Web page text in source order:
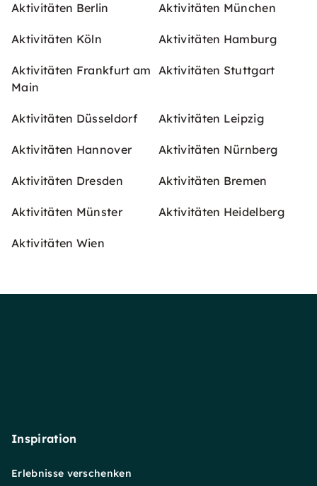
Aktivitäten Berlin Aktivitäten München
Aktivitäten Köln Aktivitäten Hamburg
Aktivitäten Frankfurt am
Main
Aktivitäten Stuttgart
Aktivitäten Düsseldorf Aktivitäten Leipzig
Aktivitäten Hannover Aktivitäten Nürnberg
Aktivitäten Dresden Aktivitäten Bremen
Aktivitäten Münster Aktivitäten Heidelberg
Aktivitäten Wien
Inspiration
Erlebnisse verschenken